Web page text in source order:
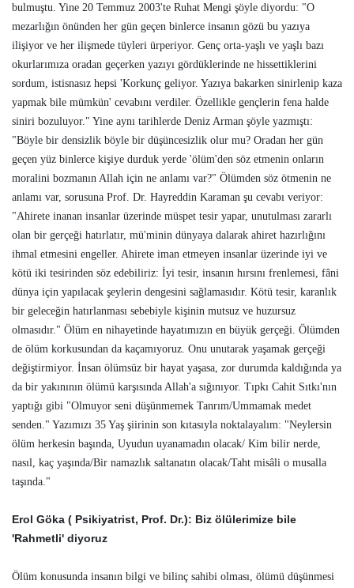
bulmuştu. Yine 20 Temmuz 2003'te Ruhat Mengi şöyle diyordu: "O
mezarlığın önünden her gün geçen binlerce insanın gözü bu yazıya
ilişiyor ve her ilişmede tüyleri ürperiyor. Genç orta-yaşlı ve yaşlı bazı
okurlarımıza oradan geçerken yazıyı gördüklerinde ne hissettiklerini
sordum, istisnasız hepsi 'Korkunç geliyor. Yazıya bakarken sinirlenip kaza
yapmak bile mümkün' cevabını verdiler. Özellikle gençlerin fena halde
siniri bozuluyor." Yine aynı tarihlerde Deniz Arman şöyle yazmıştı:
"Böyle bir densizlik böyle bir düşüncesizlik olur mu? Oradan her gün
geçen yüz binlerce kişiye durduk yerde 'ölüm'den söz etmenin onların
moralini bozmanın Allah için ne anlamı var?" Ölümden söz ötmenin ne
anlamı var, sorusuna Prof. Dr. Hayreddin Karaman şu cevabı veriyor:
"Ahirete inanan insanlar üzerinde müspet tesir yapar, unutulması zararlı
olan bir gerçeği hatırlatır, mü'minin dünyaya dalarak ahiret hazırlığını
ihmal etmesini engeller. Ahirete iman etmeyen insanlar üzerinde iyi ve
kötü iki tesirinden söz edebiliriz: İyi tesir, insanın hırsını frenlemesi, fâni
dünya için yapılacak şeylerin dengesini sağlamasıdır. Kötü tesir, karanlık
bir geleceğin hatırlanması sebebiyle kişinin mutsuz ve huzursuz
olmasıdır." Ölüm en nihayetinde hayatımızın en büyük gerçeği. Ölümden
de ölüm korkusundan da kaçamıyoruz. Onu unutarak yaşamak gerçeği
değiştirmiyor. İnsan ölümsüz bir hayat yaşasa, zor durumda kaldığında ya
da bir yakınının ölümü karşısında Allah'a sığınıyor. Tıpkı Cahit Sıtkı'nın
yaptığı gibi "Olmuyor seni düşünmemek Tanrım/Ummamak medet
senden." Yazımızı 35 Yaş şiirinin son kıtasıyla noktalayalım: "Neylersin
ölüm herkesin başında, Uyudun uyanamadın olacak/ Kim bilir nerde,
nasıl, kaç yaşında/Bir namazlık saltanatın olacak/Taht misâli o musalla
taşında."
Erol Göka ( Psikiyatrist, Prof. Dr.): Biz ölülerimize bile
'Rahmetli' diyoruz
Ölüm konusunda insanın bilgi ve bilinç sahibi olması, ölümü düşünmesi